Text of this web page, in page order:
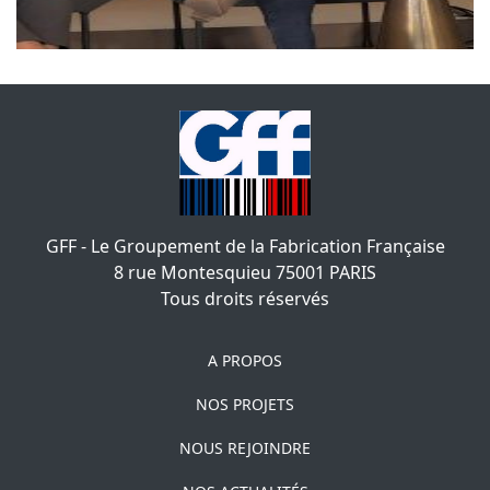
GFF - Le Groupement de la Fabrication Française
8 rue Montesquieu 75001 PARIS
Tous droits réservés
A PROPOS
NOS PROJETS
NOUS REJOINDRE